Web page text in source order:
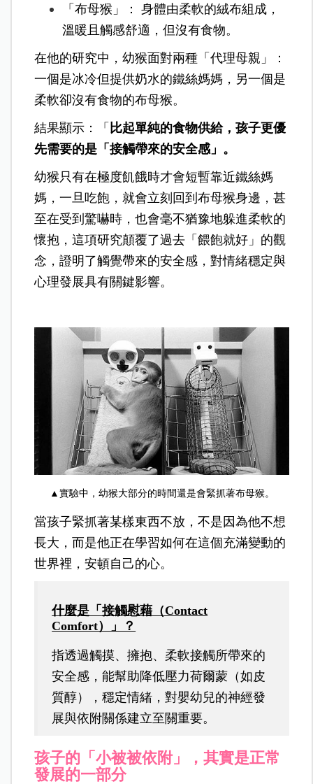
「布母猴」： 身體由柔軟的絨布組成，
溫暖且觸感舒適，但沒有食物。
在他的研究中，幼猴面對兩種「代理母親」：
一個是冰冷但提供奶水的鐵絲媽媽，另一個是
柔軟卻沒有食物的布母猴。
結果顯示：「 比起單純的食物供給，孩子更優
先需要的是「接觸帶來的安全感」。
幼猴只有在極度飢餓時才會短暫靠近鐵絲媽
媽，一旦吃飽，就會立刻回到布母猴身邊，甚
至在受到驚嚇時，也會毫不猶豫地躲進柔軟的
懷抱，這項研究顛覆了過去「餵飽就好」的觀
念，證明了觸覺帶來的安全感，對情緒穩定與
心理發展具有關鍵影響。
▲實驗中，幼猴大部分的時間還是會緊抓著布母猴。
當孩子緊抓著某樣東西不放，不是因為他不想
長大，而是他正在學習如何在這個充滿變動的
世界裡，安頓自己的心。
什麼是「接觸慰藉（Contact
Comfort）」？
指透過觸摸、擁抱、柔軟接觸所帶來的
安全感，能幫助降低壓力荷爾蒙（如皮
質醇），穩定情緒，對嬰幼兒的神經發
展與依附關係建立至關重要。
孩子的「小被被依附」，其實是正常
發展的一部分